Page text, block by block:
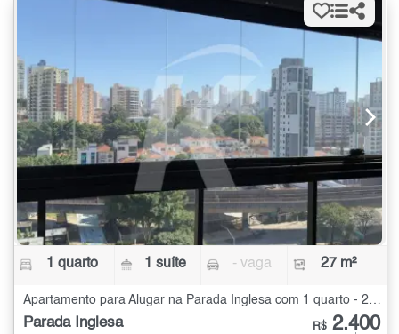
1 quarto 1 suíte - vaga 27 m²
Apartamento para Alugar na Parada Inglesa com 1 quarto - 27 m²
Parada Inglesa R$ 2.400